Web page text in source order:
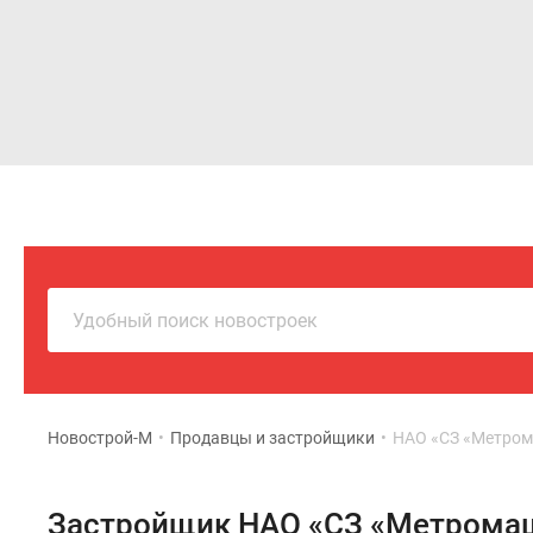
Удобный поиск новостроек
Новострой-М • Продавцы и застройщики • НАО «СЗ
Застройщик НАО «СЗ